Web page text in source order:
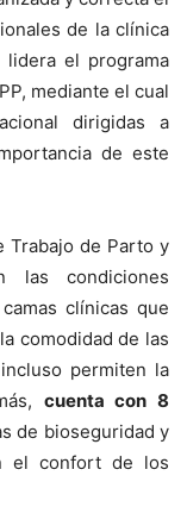
de la clínica
lidera el programa
mediante el cual
dirigidas a
de este
Trabajo de Parto y
las condiciones
clínicas que
comodidad de las
permiten la
cuenta con 8
de bioseguridad y
el confort de los